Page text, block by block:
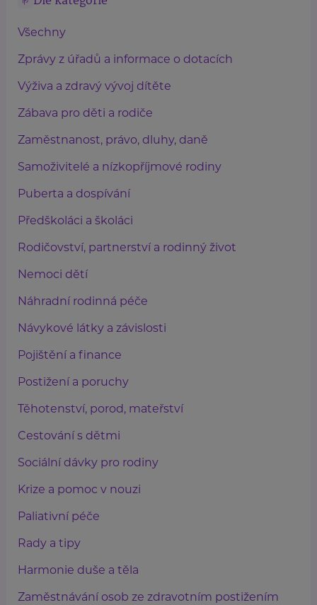
Všechny
Zprávy z úřadů a informace o dotacích
Výživa a zdravý vývoj dítěte
Zábava pro děti a rodiče
Zaměstnanost, právo, dluhy, daně
Samoživitelé a nízkopříjmové rodiny
Puberta a dospívání
Předškoláci a školáci
Rodičovství, partnerství a rodinný život
Nemoci dětí
Náhradní rodinná péče
Návykové látky a závislosti
Pojištění a finance
Postižení a poruchy
Těhotenství, porod, mateřství
Cestování s dětmi
Sociální dávky pro rodiny
Krize a pomoc v nouzi
Paliativní péče
Rady a tipy
Harmonie duše a těla
Zaměstnávání osob ze zdravotním postižením